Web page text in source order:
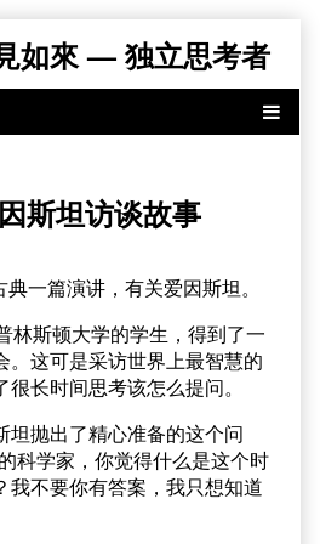
如來 — 独立思考者
斯坦访谈故事
典一篇演讲，有关爱因斯坦。
林斯顿大学的学生，得到了一
。这可是采访世界上最智慧的
长时间思考该怎么提问。
坦抛出了精心准备的这个问
科学家，你觉得什么是这个时
我不要你有答案，我只想知道